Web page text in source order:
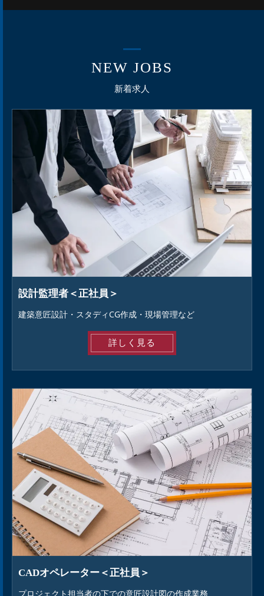
新着求人
NEW JOBS
設計監理者＜正社員＞
建築意匠設計・スタディCG作成・現場管理など
詳しく見る
CADオペレーター＜正社員＞
プロジェクト担当者の下での意匠設計図の作成業務